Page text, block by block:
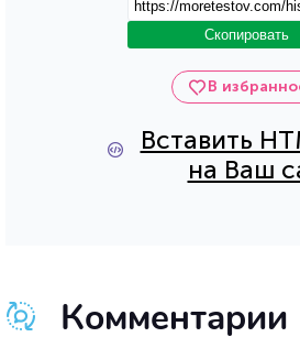
В
Вставить
на Ваш
Скопировать
Комментарии